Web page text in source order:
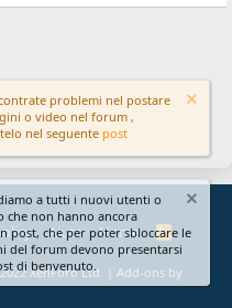
Aiuto Home
R
S
XenForo Ltd.
Add-ons by
problemi nel postare
o video nel forum ,
nel seguente post
a tutti i nuovi utenti o
che non hanno ancora
post, che per poter sbloccare le
del forum devono presentarsi
di benvenuto.